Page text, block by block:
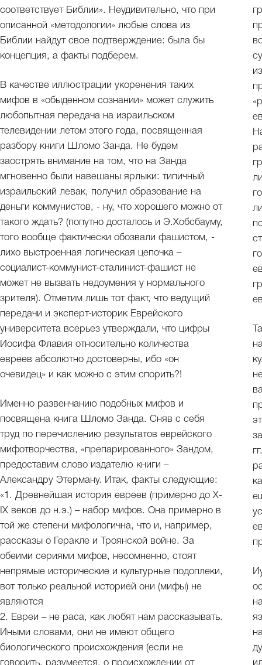
соответствует Библии». Неудивительно, что при
описанной «методологии» любые слова из
Библии найдут свое подтверждение: была бы
концепция, а факты подберем.
В качестве иллюстрации укоренения таких
мифов в «обыденном сознании» может служить
любопытная передача на израильском
телевидении летом этого года, посвященная
разбору книги Шломо Занда. Не будем
заострять внимание на том, что на Занда
мгновенно были навешаны ярлыки: типичный
израильский левак, получил образование на
деньги коммунистов, - ну, что хорошего можно от
такого ждать? (попутно досталось и Э.Хобсбауму,
того вообще фактически обозвали фашистом, -
лихо выстроенная логическая цепочка –
социалист-коммунист-сталинист-фашист не
может не вызвать недоумения у нормального
зрителя). Отметим лишь тот факт, что ведущий
передачи и эксперт-историк Еврейского
университета всерьез утверждали, что цифры
Иосифа Флавия относительно количества
евреев абсолютно достоверны, ибо «он
очевидец» и как можно с этим спорить?!
Именно развенчанию подобных мифов и
посвящена книга Шломо Занда. Сняв с себя
труд по перечислению результатов еврейского
мифотворчества, «препарированного» Зандом,
предоставим слово издателю книги –
Александру Этерману. Итак, факты следующие:
«1. Древнейшая история евреев (примерно до X-
IX веков до н.э.) – набор мифов. Она примерно в
той же степени мифологична, что и, например,
рассказы о Геракле и Троянской войне. За
обеими сериями мифов, несомненно, стоят
непрямые исторические и культурные подоплеки,
вот только реальной историей они (мифы) не
являются
2. Евреи – не раса, как любят нам рассказывать.
Иными словами, они не имеют общего
биологического происхождения (если не
говорить, разумеется, о происхождении от